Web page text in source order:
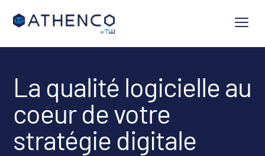
La qualité logicielle au
coeur de votre
stratégie digitale